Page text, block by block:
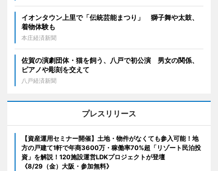
イオンタウン上里で「伝統芸能まつり」 獅子舞や太鼓、
着物体験も
本庄経済新聞
佐賀の演劇団体・猫を飼う、八戸で初公演 男女の関係、
ピアノや彫刻を交えて
八戸経済新聞
プレスリリース
【資産運用セミナー開催】土地・物件がなくても参入可能！地
方の戸建て1軒で年商3600万・稼働率70%超「リゾート民泊投
資」を解説！120施設運営LDKプロジェクトが登壇
《8/29（金）大阪・参加無料》